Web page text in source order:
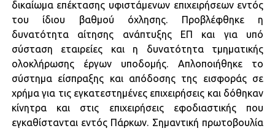
δικαίωμα επέκτασης υφιστάμενων επιχειρήσεων εντός
του ίδιου βαθμού όχλησης. Προβλέφθηκε η
δυνατότητα αίτησης ανάπτυξης ΕΠ και για υπό
σύσταση εταιρείες και η δυνατότητα τμηματικής
ολοκλήρωσης έργων υποδομής. Απλοποιήθηκε το
σύστημα είσπραξης και απόδοσης της εισφοράς σε
χρήμα για τις εγκατεστημένες επιχειρήσεις και δόθηκαν
κίνητρα και στις επιχειρήσεις εφοδιαστικής που
εγκαθίστανται εντός Πάρκων. Σημαντική πρωτοβουλία